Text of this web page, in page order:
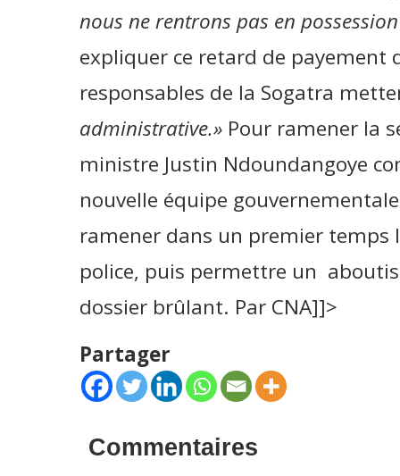
nous ne rentrons pas en
expliquer ce retard de payement
responsables de la Sogatra
administrative.»Pour ramener la
ministre Justin Ndoundangoye
nouvelle équipe
ramener dans un premier temps
police, puis permettre un
dossier brûlant. Par CNA]]>
Partager
Commentaires